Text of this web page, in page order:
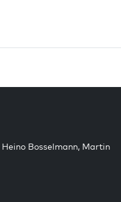
Heino Bosselmann, Martin